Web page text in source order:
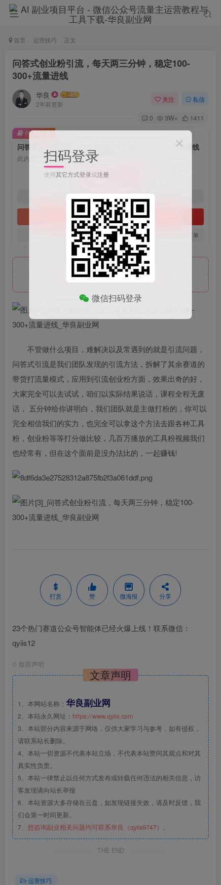
首页 运营技巧 正文
问答式创业粉引流，每天两三分钟，稳定100-
300+流量进线
华良
2年前更新
关注 私信
0 3W+ 1411
问答式创业粉引流，每天两三分钟，稳定100-300+流量进线
此内容为付费阅读，请付费后查看
9.9
1年会员 免费 2年会员
立即购买
您当前未登录！建议登陆后购买，可保存购买订单
付费阅读
此处内容已隐藏，请付费后查看
不管做什么项目，难解决以及常遇到的就是引流问题，
问答式引流是我们团队发现的引流方法，拆解了其余赛道的
带货打流量模式，应用到引流创业粉方面，效果出奇的好，
大家完全可以去试试，咱们以实际结果说话，课程全程无废
话， 五分钟给你讲明白，我们团队就是主做打粉的，你可以
完全相信我们的实力，也完全可以拿这个方法去跟各种工具
粉，创业粉等等打分做比较，几百万播放的工具粉视频我们
也经常有，但在这个面前是没办法比的，一起赚钱!
打赏 赞 微海报 分享
23个热门赛道公众号智能体已经火爆上线！联系微信：
qyiis12
© 版权声明
文章声明
1、本网站名称： 华良副业网
2、本站永久网址： https://www.qyiis.com
3、本站部分内容来源于网络，仅供大家学习与参考，如有侵权，
请联系站长删除。
4、本站一切资源不代表本站立场，不代表本站赞同其观点和对其
真实性负责。
5、本站一律禁止以任何方式发布或转载任何违法的相关信息，访
客发现请向站长举报
6、本站资源大多存储在云盘，如发现链接失效，请及时反馈，我
们会第一时间更新。
7、 想咨询副业相关问题均可联系华良（qyiis9747）。
THE END
运营技巧
扫码登录
使用其它方式登录或注册
微信扫码登录